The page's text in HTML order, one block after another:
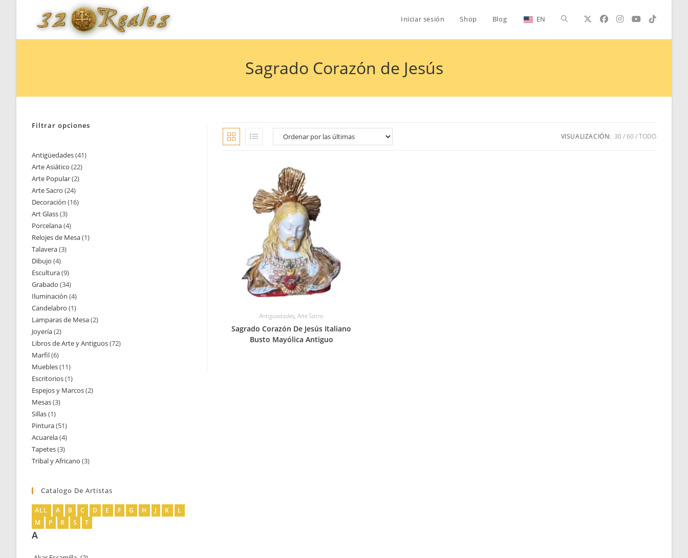
Iniciar sesión Shop Blog EN Alternar
de
la
Sagrado Corazón de Jesús
VISUALIZACIÓN: 30 60 TODO
Antigüedades,Arte Sacro
Sagrado Corazón De Jesús Italiano
Busto Mayólica Antiguo
Filtrar opciones
Antigüedades 4141
Arte Asiático 2222
Arte Popular 22
Arte Sacro 2424
productos
Decoración 1616
Art Glass 33
productos
Porcelana 44
productos
Relojes de Mesa 11
Talavera 33
Dibujo 44
productos
Escultura 99
productos
Grabado 3434
productos
Iluminación 44
productos
Candelabro 11
producto
Lamparas de Mesa 22
Joyería 22
productos
Libros de Arte y Antiguos 7272
Marfil 66
productos
Muebles 1111
productos
Escritorios 11
producto
Espejos y Marcos 22
Mesas 33
Sillas 11
producto
Pintura 5151
productos
Acuarela 44
productos
Tapetes 33
productos
Tribal y Africano 33
Catalogo De Artistas
ALL A B C D E F G H J K
L
M
P R S T
A